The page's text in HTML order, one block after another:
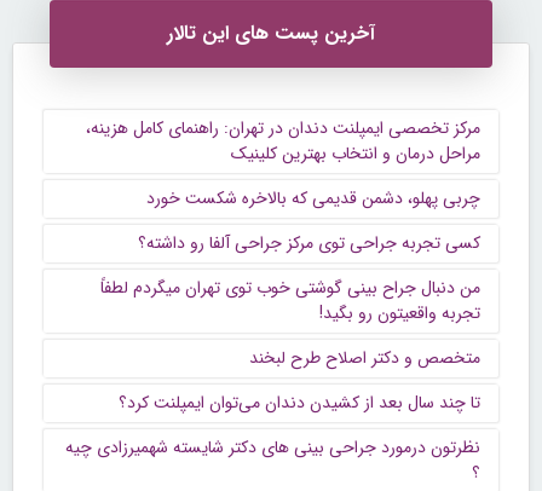
آخرین پست های این تالار
مرکز تخصصی ایمپلنت دندان در تهران: راهنمای کامل هزینه،
مراحل درمان و انتخاب بهترین کلینیک
چربی پهلو، دشمن قدیمی که بالاخره شکست خورد
کسی تجربه جراحی توی مرکز جراحی آلفا رو داشته؟
من دنبال جراح بینی گوشتی خوب توی تهران میگردم لطفاً
تجربه واقعیتون رو بگید!
متخصص و دکتر اصلاح طرح لبخند
تا چند سال بعد از کشیدن دندان می‌توان ایمپلنت کرد؟
نظرتون درمورد جراحی بینی های دکتر شایسته شهمیرزادی چیه
؟